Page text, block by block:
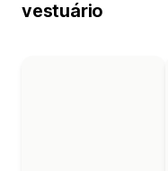
vestuário